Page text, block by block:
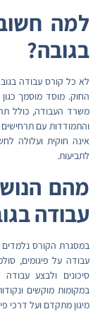
למה
בגובה?
לא כל קורס עבודה
החוק. מוסד מוסמך
משרד העבודה, כולל
והתמודדות עם
אינה חוקית ועלולה
לתביעות.
מהם
עבודה
במסגרת הקורס נלמדים
עבודה על פיגומים,
סיכונים ולבצע
במקומות מוקשים
מיגון מתקדם ועל דרכי